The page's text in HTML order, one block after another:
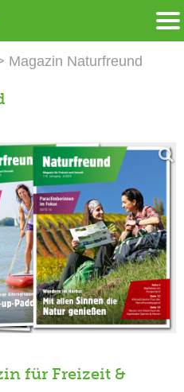
Magazin Naturfreund
für Freizeit &